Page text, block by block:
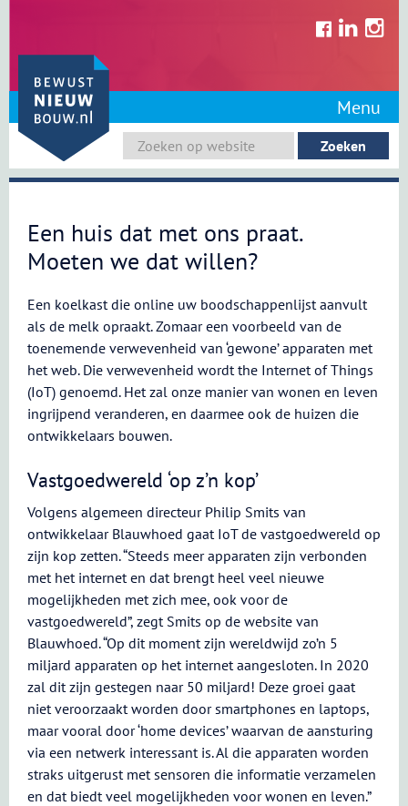
content
Menu
Een huis dat met ons praat.
Moeten we dat willen?
Een koelkast die online uw boodschappenlijst aanvult
als de melk opraakt. Zomaar een voorbeeld van de
toenemende verwevenheid van ‘gewone’ apparaten met
het web. Die verwevenheid wordt the Internet of Things
(IoT) genoemd. Het zal onze manier van wonen en leven
ingrijpend veranderen, en daarmee ook de huizen die
ontwikkelaars bouwen.
Vastgoedwereld ‘op z’n kop’
Volgens algemeen directeur Philip Smits van
ontwikkelaar Blauwhoed gaat IoT de vastgoedwereld op
zijn kop zetten. “Steeds meer apparaten zijn verbonden
met het internet en dat brengt heel veel nieuwe
mogelijkheden met zich mee, ook voor de
vastgoedwereld”, zegt Smits op de website van
Blauwhoed. “Op dit moment zijn wereldwijd zo’n 5
miljard apparaten op het internet aangesloten. In 2020
zal dit zijn gestegen naar 50 miljard! Deze groei gaat
niet veroorzaakt worden door smartphones en laptops,
maar vooral door ‘home devices’ waarvan de aansturing
via een netwerk interessant is. Al die apparaten worden
straks uitgerust met sensoren die informatie verzamelen
en dat biedt veel mogelijkheden voor wonen en leven.”